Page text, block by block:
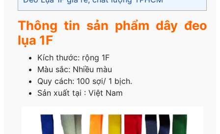
Thông tin sản phẩm dây đeo
lụa 1F
Kích thước: rộng 1F
Màu sắc: Nhiều màu
Quy cách: 100 sợi/ 1 bịch.
Sản xuất tại : Việt Nam